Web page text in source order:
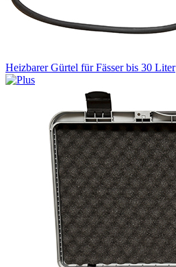
Heizbarer Gürtel für Fässer bis 30 Liter